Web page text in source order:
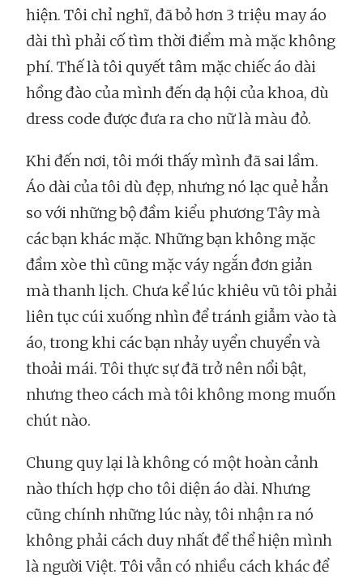
hiện. Tôi chỉ nghĩ, đã bỏ hơn 3 triệu may áo
dài thì phải cố tìm thời điểm mà mặc không
phí. Thế là tôi quyết tâm mặc chiếc áo dài
hồng đào của mình đến dạ hội của khoa, dù
dress code được đưa ra cho nữ là màu đỏ.
Khi đến nơi, tôi mới thấy mình đã sai lầm.
Áo dài của tôi dù đẹp, nhưng nó lạc quẻ hẳn
so với những bộ đầm kiểu phương Tây mà
các bạn khác mặc. Những bạn không mặc
đầm xòe thì cũng mặc váy ngắn đơn giản
mà thanh lịch. Chưa kể lúc khiêu vũ tôi phải
liên tục cúi xuống nhìn để tránh giẫm vào tà
áo, trong khi các bạn nhảy uyển chuyển và
thoải mái. Tôi thực sự đã trở nên nổi bật,
nhưng theo cách mà tôi không mong muốn
chút nào.
Chung quy lại là không có một hoàn cảnh
nào thích hợp cho tôi diện áo dài. Nhưng
cũng chính những lúc này, tôi nhận ra nó
không phải cách duy nhất để thể hiện mình
là người Việt. Tôi vẫn có nhiều cách khác để